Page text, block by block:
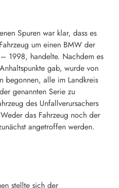
Spuren war klar, dass es
um einen BMW der
1998, handelte. Nachdem es
gab, wurde von
begonnen, alle im Landkreis
genannten Serie zu
des Unfallverursachers
das Fahrzeug noch der
angetroffen werden.
stellte sich der